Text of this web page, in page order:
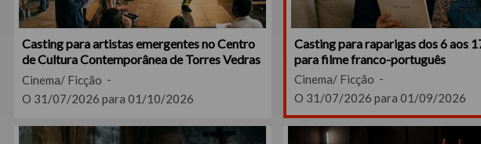
Casting para artistas emergentes no Centro
de Cultura Contemporânea de Torres Vedras
Cinema/ Ficção
O 31/07/2026 para 01/10/2026
Casting para raparigas dos 6 aos
para filme franco-português
Cinema/ Ficção
O 31/07/2026 para 01/09/2026